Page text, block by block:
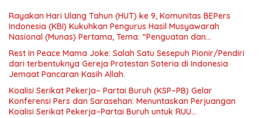
Rayakan Hari Ulang Tahun (HUT) ke 9, Komunitas BEPers
Indonesia (KBI) Kukuhkan Pengurus Hasil Musyawarah
Nasional (Munas) Pertama, Tema: “Penguatan dan
Pengembangan Organisasi KBI yang Berbasis Riset di seluruh
Indonesia dan Mancanegara”.
Rest In Peace Mama Joke: Salah Satu Sesepuh Pionir/Pendiri
dari terbentuknya Gereja Protestan Soteria di Indonesia
Jemaat Pancaran Kasih Allah.
Koalisi Serikat Pekerja– Partai Buruh (KSP–PB) Gelar
Konferensi Pers dan Sarasehan: Menuntaskan Perjuangan
Koalisi Serikat Pekerja–Partai Buruh untuk RUU